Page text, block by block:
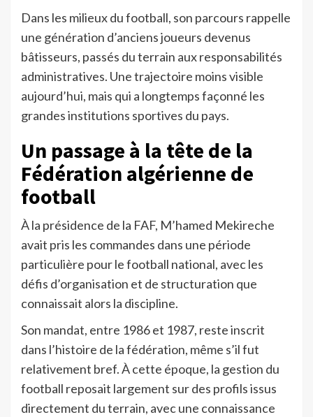
Dans les milieux du football, son parcours rappelle
une génération d’anciens joueurs devenus
bâtisseurs, passés du terrain aux responsabilités
administratives. Une trajectoire moins visible
aujourd’hui, mais qui a longtemps façonné les
grandes institutions sportives du pays.
Un passage à la tête de la
Fédération algérienne de
football
À la présidence de la FAF, M’hamed Mekireche
avait pris les commandes dans une période
particulière pour le football national, avec les
défis d’organisation et de structuration que
connaissait alors la discipline.
Son mandat, entre 1986 et 1987, reste inscrit
dans l’histoire de la fédération, même s’il fut
relativement bref. À cette époque, la gestion du
football reposait largement sur des profils issus
directement du terrain, avec une connaissance